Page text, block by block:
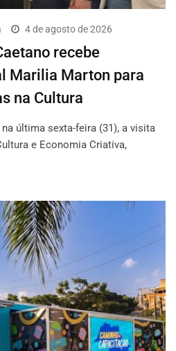
4 de agosto de 2026
recebe
Marilia Marton para
na Cultura
última sexta-feira (31), a visita
e Economia Criativa,